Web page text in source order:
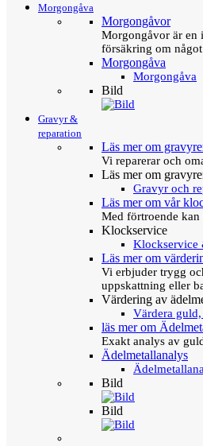
Morgongåva
Morgongåvor
Morgongåvor är en
försäkring om
Morgongåva
Morgongåva
Bild
Gravyr &
reparation
Läs mer om
Vi reparerar och
Läs mer om
Gravyr och
Läs mer om vår
Med förtroende
Klockservice
Läs mer om
Vi erbjuder trygg
uppskattning eller
Värdering av
Värdera
läs mer om
Exakt analys av
Ädelmetallanalys
Bild
Bild